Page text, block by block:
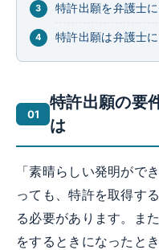
特許出願を弁護士
特許出願は弁護士
特許出願の要
は
「素晴らしい発明がで
っても、特許を取得す
る必要があります。ま
をするときになったと